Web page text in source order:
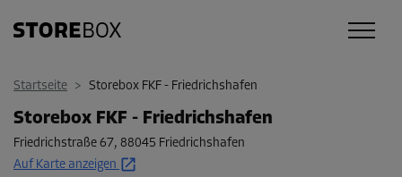
Startseite > Storebox FKF - Friedrichshafen
Storebox FKF - Friedrichshafen
Friedrichstraße 67, 88045 Friedrichshafen
Auf Karte anzeigen